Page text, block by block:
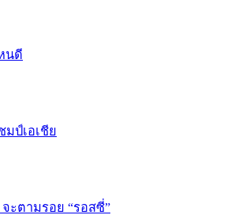
นดี
มป์เอเชีย
จะตามรอย “รอสซี่”